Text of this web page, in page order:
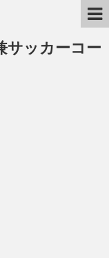
サッカーコー